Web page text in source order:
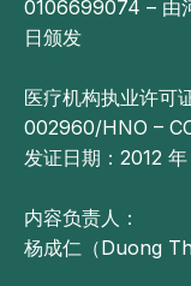
0106699074 – 由
日颁发
医疗机构执业许可
002960/HNO –
发证日期：2012
内容负责人：
杨成仁（Duong